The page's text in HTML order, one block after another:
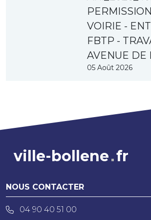
VOIRIE -
FBTP -
AVENUE DE
05 Août 2026
ville-bollene fr
NOUS CONTACTER
04 90 40 51 00